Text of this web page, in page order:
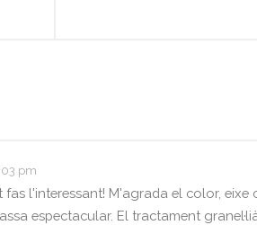
pm
l'interessant! M'agrada el color,
espectacular. El tractament